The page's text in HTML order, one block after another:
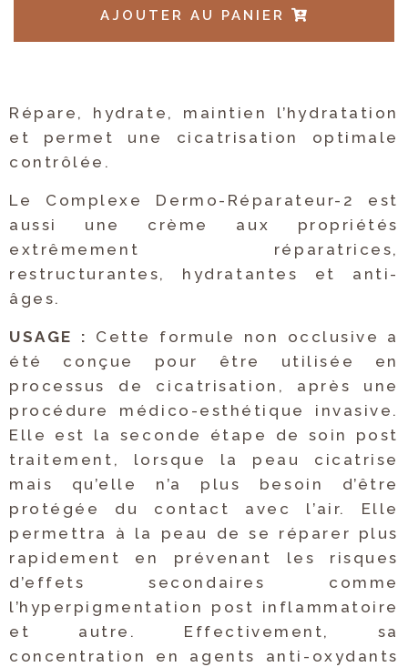
AJOUTER AU PANIER
Répare, hydrate, maintien l’hydratation
et permet une cicatrisation optimale
contrôlée.
Le Complexe Dermo-Réparateur-2 est
aussi une crème aux propriétés
extrêmement réparatrices,
restructurantes, hydratantes et anti-
âges.
USAGE :
Cette formule non occlusive a
été conçue pour être utilisée en
processus de cicatrisation, après une
procédure médico-esthétique invasive.
Elle est la seconde étape de soin post
traitement, lorsque la peau cicatrise
mais qu’elle n’a plus besoin d’être
protégée du contact avec l’air. Elle
permettra à la peau de se réparer plus
rapidement en prévenant les risques
d’effets secondaires comme
l’hyperpigmentation post inflammatoire
et autre. Effectivement, sa
concentration en agents anti-oxydants